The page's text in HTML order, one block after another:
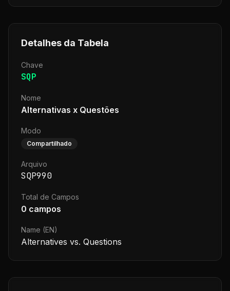
Detalhes da Tabela
Chave
SQP
Nome
Alternativas x Questões
Modo
Compartilhado
Arquivo
SQP990
Total de Campos
0 campos
Name (EN)
Alternatives vs. Questions